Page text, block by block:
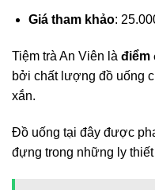
Giá tham khảo:
Tiệm trà An Viên là điểm
bởi chất lượng đồ uống
xắn.
Đồ uống tại đây được
đựng trong những ly